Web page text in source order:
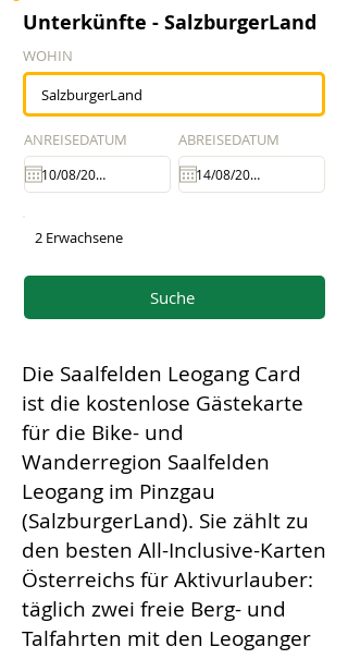
Unterkünfte - SalzburgerLand
WOHIN
ANREISEDATUM ABREISEDATUM
2 Erwachsene
Suche
Die Saalfelden Leogang Card
ist die kostenlose Gästekarte
für die Bike- und
Wanderregion Saalfelden
Leogang im Pinzgau
(SalzburgerLand). Sie zählt zu
den besten All-Inclusive-Karten
Österreichs für Aktivurlauber:
täglich zwei freie Berg- und
Talfahrten mit den Leoganger